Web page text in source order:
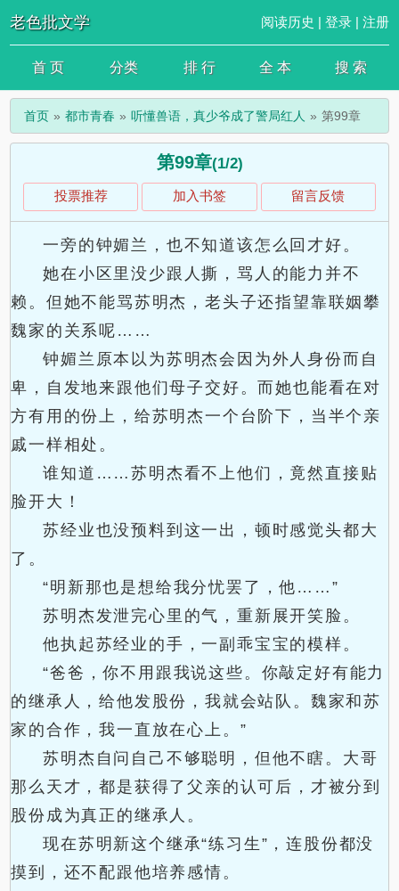
老色批文学 阅读历史 | 登录| 注册
首 页 分类 排 行 全 本 搜 索
首页 都市青春 听懂兽语，真少爷成了警局红人 第99章
第99章(1/2)
投票推荐 加入书签 留言反馈
一旁的钟媚兰，也不知道该怎么回才好。
她在小区里没少跟人撕，骂人的能力并不
赖。但她不能骂苏明杰，老头子还指望靠联姻攀
魏家的关系呢……
钟媚兰原本以为苏明杰会因为外人身份而自
卑，自发地来跟他们母子交好。而她也能看在对
方有用的份上，给苏明杰一个台阶下，当半个亲
戚一样相处。
谁知道……苏明杰看不上他们，竟然直接贴
脸开大！
苏经业也没预料到这一出，顿时感觉头都大
了。
“明新那也是想给我分忧罢了，他……”
苏明杰发泄完心里的气，重新展开笑脸。
他执起苏经业的手，一副乖宝宝的模样。
“爸爸，你不用跟我说这些。你敲定好有能力
的继承人，给他发股份，我就会站队。魏家和苏
家的合作，我一直放在心上。”
苏明杰自问自己不够聪明，但他不瞎。大哥
那么天才，都是获得了父亲的认可后，才被分到
股份成为真正的继承人。
现在苏明新这个继承“练习生”，连股份都没
摸到，还不配跟他培养感情。